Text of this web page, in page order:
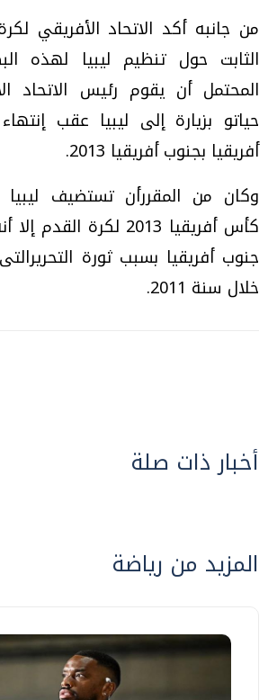
من جانبه أكد الاتحاد الأفريقي
الثابت حول تنظيم ليبيا لهذه
المحتمل أن يقوم رئيس الاتحاد
حياتو بزيارة إلى ليبيا عقب
أفريقيا بجنوب أفريقيا 2013.
وكان من المقررأن تستضيف ليبيا
كأس أفريقيا 2013 لكرة
جنوب أفريقيا بسبب ثورة
خلال سنة 2011.
أخبار ذات صلة
المزيد من رياضة